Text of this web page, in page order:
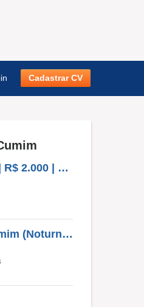
Cadastrar CV
Atendente Encantador | R$ 2.000 | Horário Noturno
Jovem Aprendiz De Cumim (Noturno) - Outback Taubate Shopping